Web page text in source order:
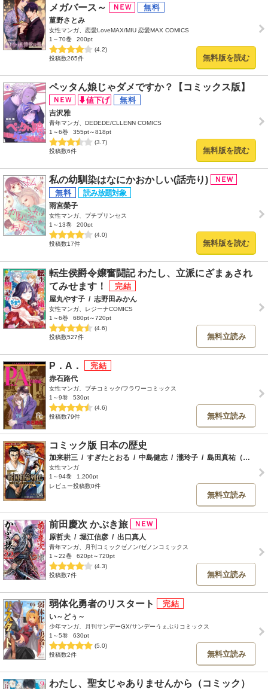
メガバース～
菫野さとみ
女性マンガ、恋愛LoveMAX/MIU 恋愛MAX COMICS
1～70巻
200pt
(4.2)
投稿数265件
無料版を読む
ペッタん娘じゃダメですか？【コミックス版】
吉沢雅
青年マンガ、DEDEDE/CLLENN COMICS
1～6巻
355pt～818pt
(3.7)
投稿数6件
無料版を読む
私の幼馴染はなにかおかしい(話売り)
雨宮榮子
女性マンガ、プチプリンセス
1～13巻
200pt
(4.0)
投稿数17件
無料版を読む
転生侯爵令嬢奮闘記 わたし、立派にざまぁされ
てみせます！
屋丸やす子 / 志野田みかん
女性マンガ、レジーナCOMICS
1～6巻
680pt～720pt
(4.6)
投稿数527件
無料立読み
P．A．
赤石路代
女性マンガ、プチコミック/フラワーコミックス
1～9巻
530pt
(4.6)
投稿数79件
無料立読み
コミック版 日本の歴史
加来耕三 / すぎたとおる / 中島健志 / 瀧玲子 / 島田真祐（財団法人島田美術館館長）
女性マンガ
1～94巻
1,200pt
レビュー投稿数0件
無料立読み
前田慶次 かぶき旅
原哲夫 / 堀江信彦 / 出口真人
青年マンガ、月刊コミックゼノン/ゼノンコミックス
1～22巻
620pt～720pt
(4.3)
投稿数7件
無料立読み
弱体化勇者のリスタート
い～どぅ～
少年マンガ、月刊サンデーGX/サンデーうぇぶりコミックス
1～5巻
630pt
(5.0)
投稿数2件
無料立読み
わたし、聖女じゃありませんから（コミック）